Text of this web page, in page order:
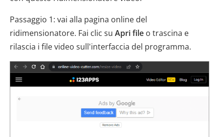
Passaggio 1: vai alla pagina online del
ridimensionatore. Fai clic su Apri file o trascina e
rilascia i file video sull'interfaccia del programma.